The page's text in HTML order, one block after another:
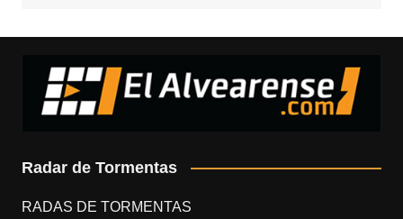
Radar de Tormentas
RADAS DE TORMENTAS